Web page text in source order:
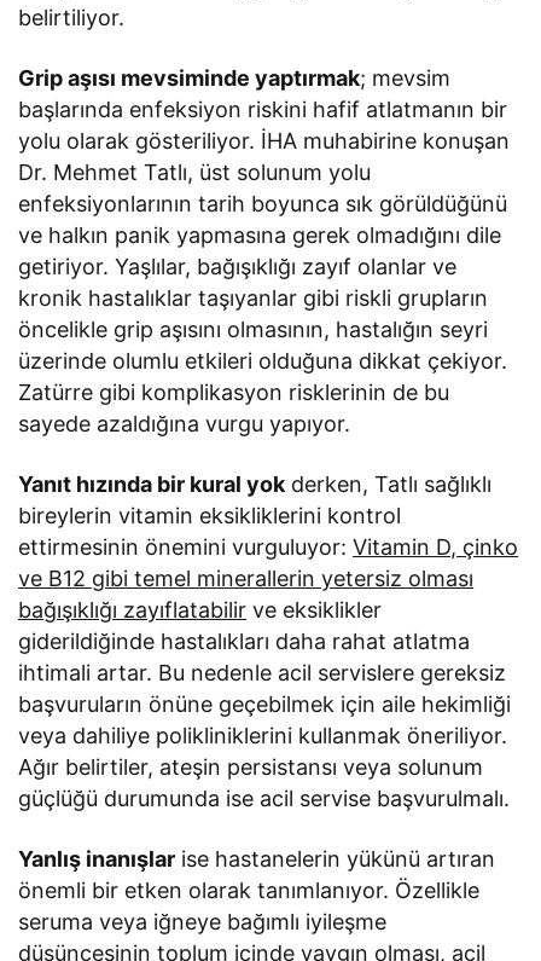
belirtiliyor.
Grip aşısı mevsiminde yaptırmak; mevsim
başlarında enfeksiyon riskini hafif atlatmanın bir
yolu olarak gösteriliyor. İHA muhabirine konuşan
Dr. Mehmet Tatlı, üst solunum yolu
enfeksiyonlarının tarih boyunca sık görüldüğünü
ve halkın panik yapmasına gerek olmadığını dile
getiriyor. Yaşlılar, bağışıklığı zayıf olanlar ve
kronik hastalıklar taşıyanlar gibi riskli grupların
öncelikle grip aşısını olmasının, hastalığın seyri
üzerinde olumlu etkileri olduğuna dikkat çekiyor.
Zatürre gibi komplikasyon risklerinin de bu
sayede azaldığına vurgu yapıyor.
Yanıt hızında bir kural yok derken, Tatlı sağlıklı
bireylerin vitamin eksikliklerini kontrol
ettirmesinin önemini vurguluyor:Vitamin D, çinko
ve B12 gibi temel minerallerin yetersiz olması
bağışıklığı zayıflatabilir ve eksiklikler
giderildiğinde hastalıkları daha rahat atlatma
ihtimali artar. Bu nedenle acil servislere gereksiz
başvuruların önüne geçebilmek için aile hekimliği
veya dahiliye polikliniklerini kullanmak öneriliyor.
Ağır belirtiler, ateşin persistansı veya solunum
güçlüğü durumunda ise acil servise başvurulmalı.
Yanlış inanışlar ise hastanelerin yükünü artıran
önemli bir etken olarak tanımlanıyor. Özellikle
seruma veya iğneye bağımlı iyileşme
düşüncesinin toplum içinde yaygın olması, acil